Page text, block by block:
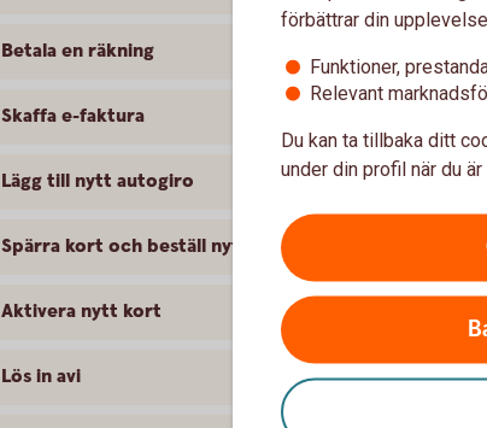
Betala en räkning
Skaffa e-faktura
Lägg till nytt autogiro
Spärra kort och beställ nytt kort
Aktivera nytt kort
Lös in avi
förbättrar din
Funktioner,
Relevant
Du kan ta tillbaka ditt
under din profil när du